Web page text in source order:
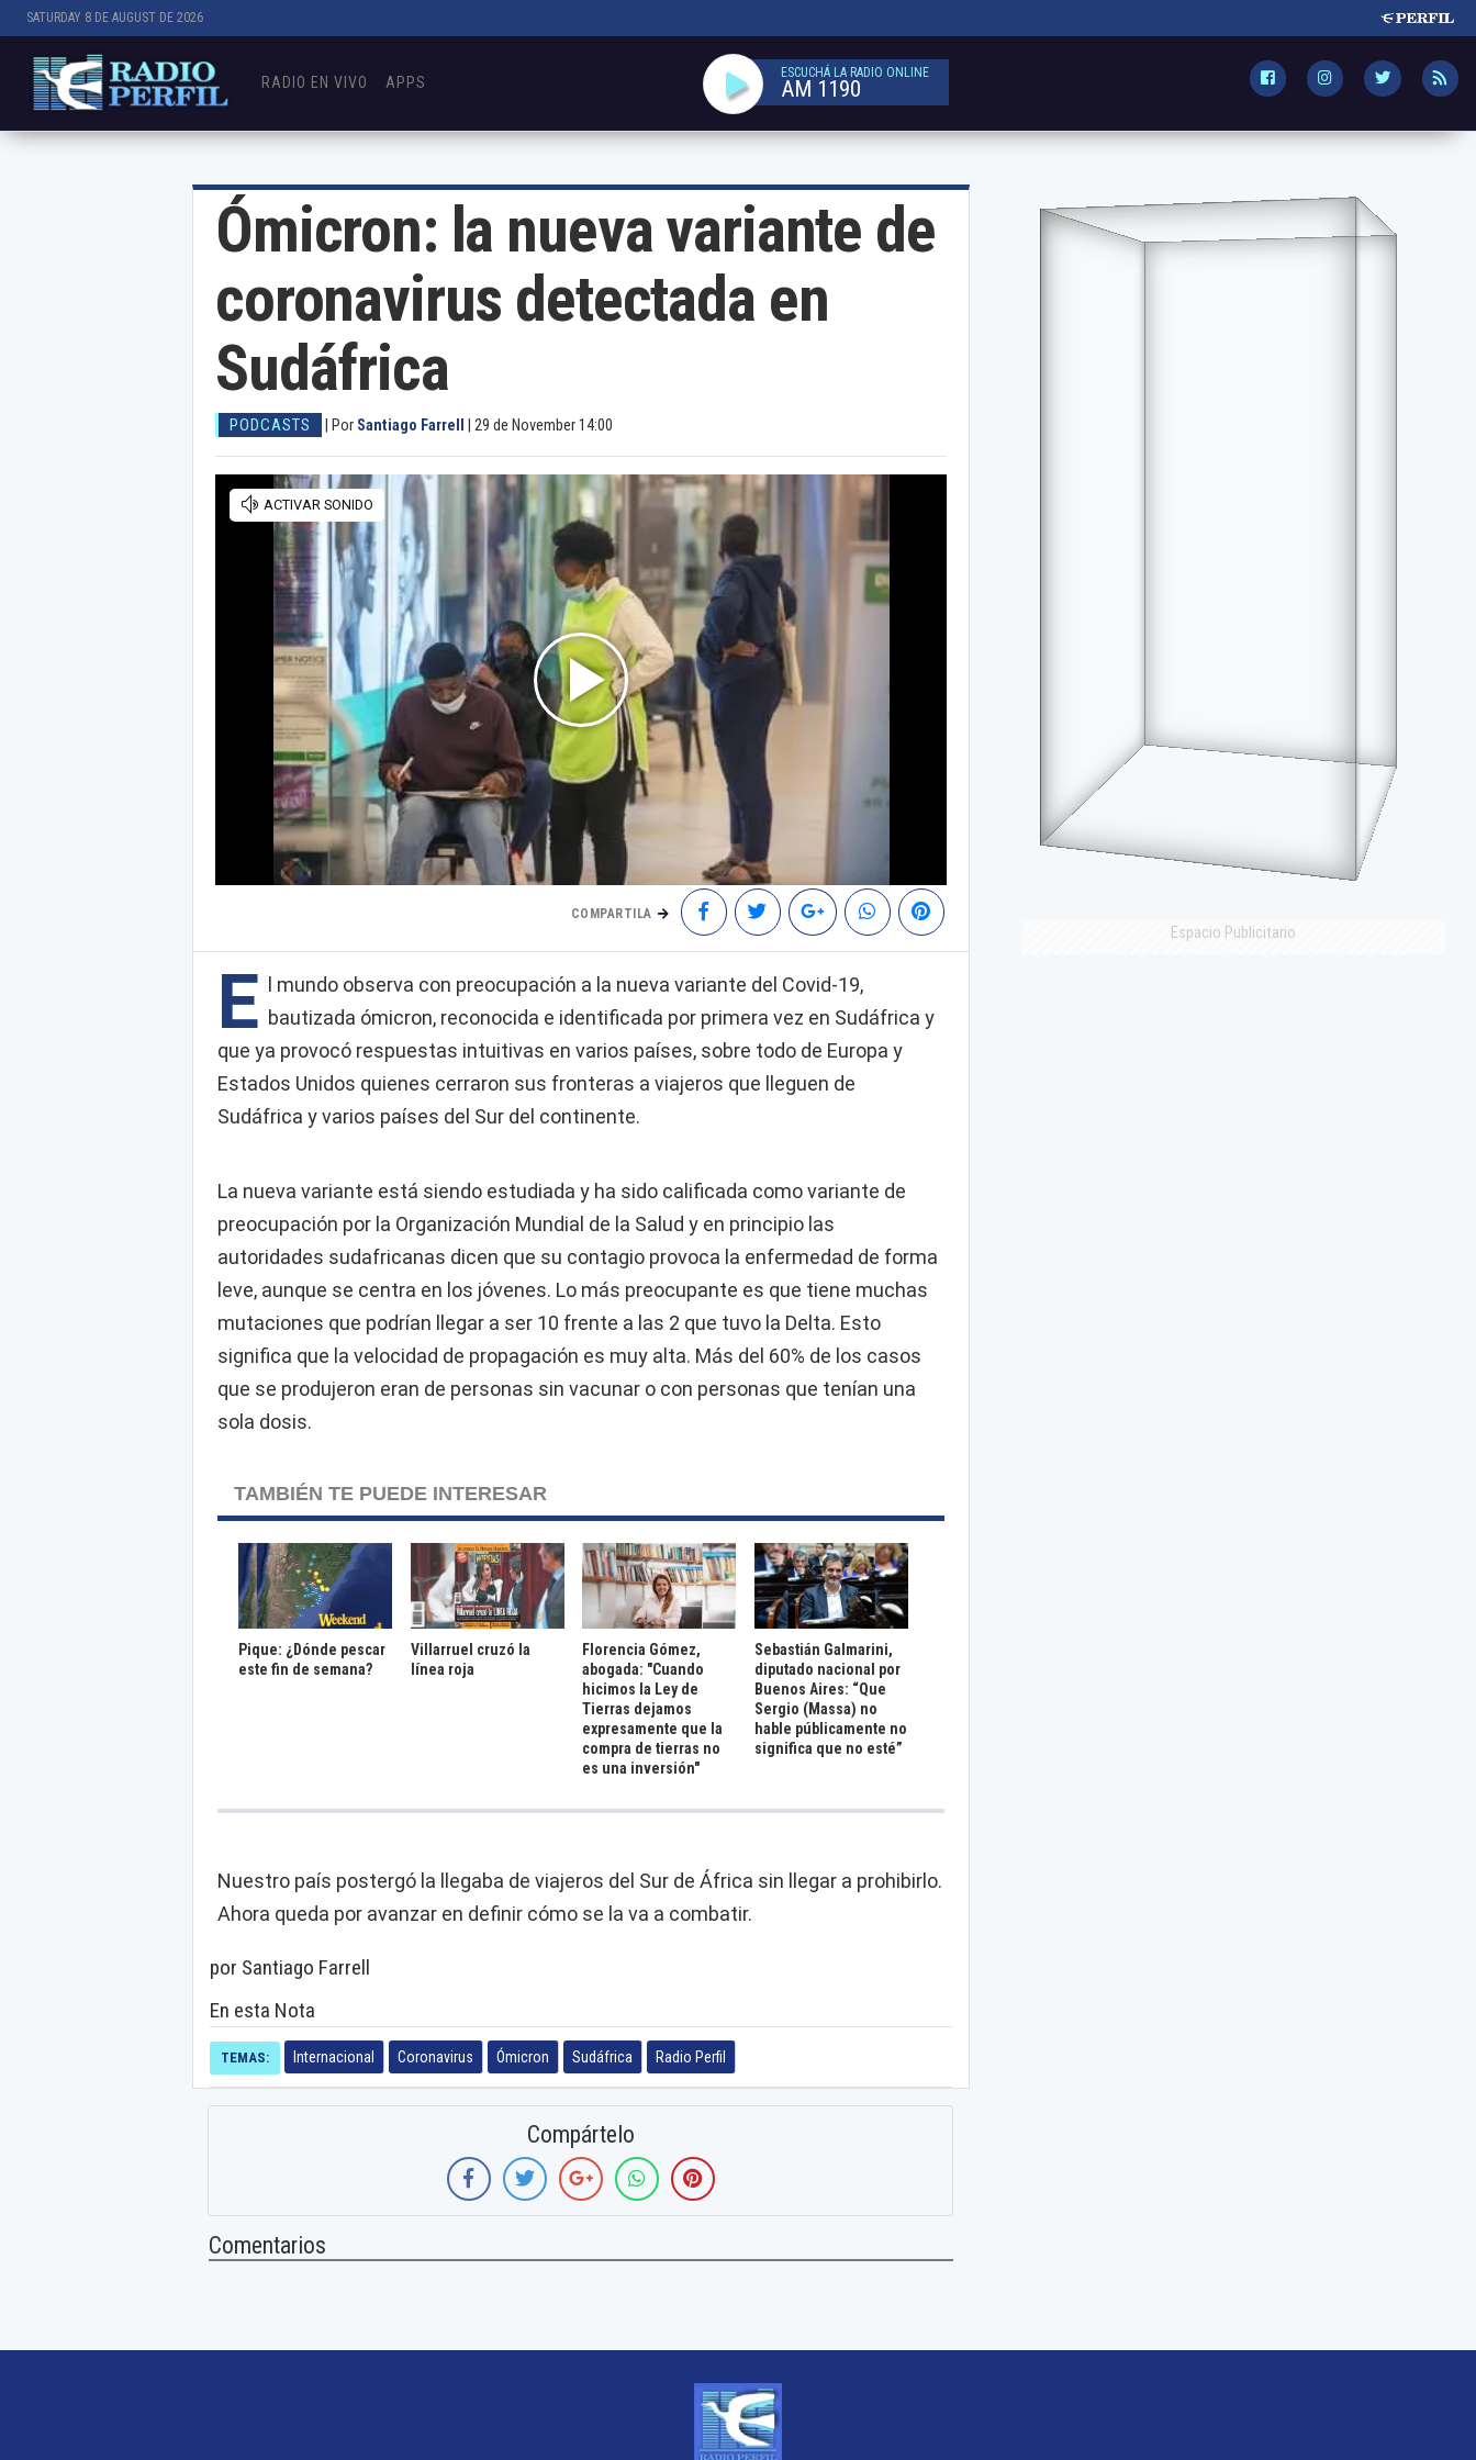
SATURDAY 8 DE AUGUST DE 2026
RADIO EN VIVO APPS
ESCUCHÁ LA RADIO ONLINE
AM 1190
Ómicron: la nueva variante de
coronavirus detectada en
Sudáfrica
PODCASTS Por Santiago Farrell 29 de November 14:00
COMPARTILA
E
l mundo observa con preocupación a la nueva variante del Covid-19,
bautizada ómicron, reconocida e identificada por primera vez en Sudáfrica y
que ya provocó respuestas intuitivas en varios países, sobre todo de Europa y
Estados Unidos quienes cerraron sus fronteras a viajeros que lleguen de
Sudáfrica y varios países del Sur del continente.
La nueva variante está siendo estudiada y ha sido calificada como variante de
preocupación por la Organización Mundial de la Salud y en principio las
autoridades sudafricanas dicen que su contagio provoca la enfermedad de forma
leve, aunque se centra en los jóvenes. Lo más preocupante es que tiene muchas
mutaciones que podrían llegar a ser 10 frente a las 2 que tuvo la Delta. Esto
significa que la velocidad de propagación es muy alta. Más del 60% de los casos
que se produjeron eran de personas sin vacunar o con personas que tenían una
sola dosis.
TAMBIÉN TE PUEDE INTERESAR
Pique: ¿Dónde pescar
este fin de semana?
Villarruel cruzó la
línea roja
Florencia Gómez,
abogada: "Cuando
hicimos la Ley de
Tierras dejamos
expresamente que la
compra de tierras no
es una inversión"
Sebastián Galmarini,
diputado nacional por
Buenos Aires: “Que
Sergio (Massa) no
hable públicamente no
significa que no esté”
Nuestro país postergó la llegaba de viajeros del Sur de África sin llegar a prohibirlo.
Ahora queda por avanzar en definir cómo se la va a combatir.
por Santiago Farrell
En esta Nota
TEMAS: Internacional Coronavirus Ómicron Sudáfrica Radio Perfil
Compártelo
Comentarios
Espacio Publicitario